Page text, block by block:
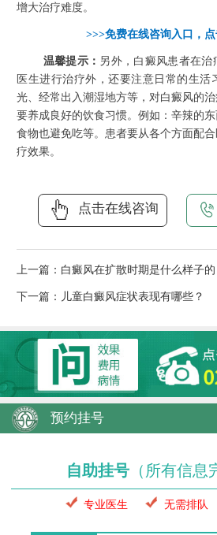
增大治疗难度。
>>>免费在线咨询入口，
温馨提示： 另外，白癜风患者在
医生进行治疗外，还要注意日常的生活
光、经常出入潮湿地方等，对白癜风的
要养成良好的饮食习惯。例如：辛辣的
食物也避免吃等。患者要从各个方面配
疗效果。
点击在线咨询
上一篇： 白癜风在扩散时期是什么样子的
下一篇： 儿童白癜风症状表现有哪些？
预约挂号
自助挂号 （所有信息
专业医生 无需排队